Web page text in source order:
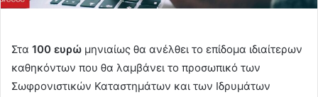
Στα 100 ευρώ μηνιαίως θα ανέλθει το επίδομα ιδιαίτερων
καθηκόντων που θα λαμβάνει το προσωπικό των
Σωφρονιστικών Καταστημάτων και των Ιδρυμάτων